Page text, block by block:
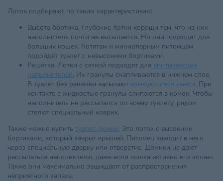
Лоток подбирают по таким характеристикам:
Высота бортика. Глубокие лотки хороши тем, что из них
наполнитель почти не высыпается. Но они подходят для
больших кошек. Котятам и миниатюрным питомцам
подойдёт туалет с невысокими бортиками.
Решётка. Лотки с сеткой подходят для впитывающих
наполнителей. Их гранулы скапливаются в нижнем слое.
В туалет без решётки засыпают комкующиеся смеси. При
контакте с жидкостью гранулы слипаются в комок. Чтобы
наполнитель не рассыпался по всему туалету, рядом
стелют специальный коврик.
Также можно купить туалет-домик. Это лоток с высокими
бортиками, который закрыт крышей. Питомец заходит в него
через специальную дверку или отверстие. Домики не дают
рассыпаться наполнителю, даже если кошка активно его копает.
Также они максимально защищают от распространения
неприятного запаха.